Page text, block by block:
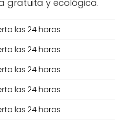
gratuita y ecológica.
las 24 horas
las 24 horas
las 24 horas
las 24 horas
las 24 horas